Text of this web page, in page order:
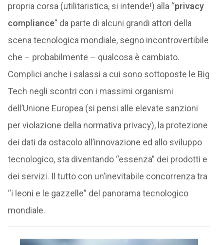
propria corsa (utilitaristica, si intende!) alla “privacy
compliance” da parte di alcuni grandi attori della
scena tecnologica mondiale, segno incontrovertibile
che – probabilmente – qualcosa è cambiato.
Complici anche i salassi a cui sono sottoposte le Big
Tech negli scontri con i massimi organismi
dell’Unione Europea (si pensi alle elevate sanzioni
per violazione della normativa privacy), la protezione
dei dati da ostacolo all’innovazione ed allo sviluppo
tecnologico, sta diventando “essenza” dei prodotti e
dei servizi. Il tutto con un’inevitabile concorrenza tra
“i leoni e le gazzelle” del panorama tecnologico
mondiale.